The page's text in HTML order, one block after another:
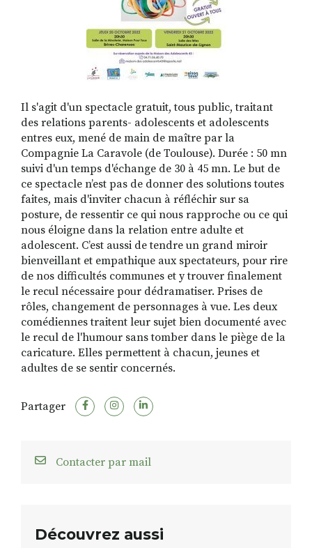
Il s'agit d'un spectacle gratuit, tous public, traitant
des relations parents- adolescents et adolescents
entres eux, mené de main de maître par la
Compagnie La Caravole (de Toulouse). Durée : 50 mn
suivi d'un temps d'échange de 30 à 45 mn. Le but de
ce spectacle n’est pas de donner des solutions toutes
faites, mais d'inviter chacun à réfléchir sur sa
posture, de ressentir ce qui nous rapproche ou ce qui
nous éloigne dans la relation entre adulte et
adolescent. C’est aussi de tendre un grand miroir
bienveillant et empathique aux spectateurs, pour rire
de nos difficultés communes et y trouver finalement
le recul nécessaire pour dédramatiser. Prises de
rôles, changement de personnages à vue. Les deux
comédiennes traitent leur sujet bien documenté avec
le recul de l'humour sans tomber dans le piège de la
caricature. Elles permettent à chacun, jeunes et
adultes de se sentir concernés.
Partager
Contacter par mail
Découvrez aussi